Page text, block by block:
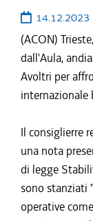
14.12.2023
(ACON)
dall'Aula,
Avoltri per
internazionale
Il consiglierre
una nota
di legge
sono stanziati
operative